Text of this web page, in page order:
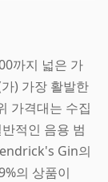
까지 넓은 가
) 가장 활발한
가격대는 수집
적인 음용 범
Gin의
의 상품이